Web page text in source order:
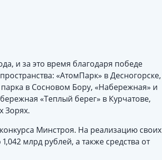
и за это время благодаря победе
«АтомПарк» в Десногорске,
в Сосновом Бору, «Набережная» и
«Теплый берег» в Курчатове,
Зорях.
Минстроя. На реализацию своих
млрд рублей, а также средства от